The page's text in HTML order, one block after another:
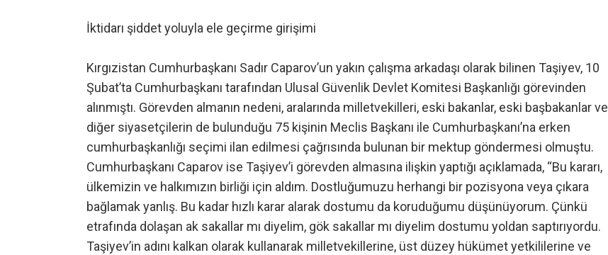
İktidarı şiddet yoluyla ele geçirme girişimi
Kırgızistan Cumhurbaşkanı Sadır Caparov’un yakın çalışma arkadaşı olarak bilinen Taşiyev, 10
Şubat’ta Cumhurbaşkanı tarafından Ulusal Güvenlik Devlet Komitesi Başkanlığı görevinden
alınmıştı. Görevden almanın nedeni, aralarında milletvekilleri, eski bakanlar, eski başbakanlar ve
diğer siyasetçilerin de bulunduğu 75 kişinin Meclis Başkanı ile Cumhurbaşkanı’na erken
cumhurbaşkanlığı seçimi ilan edilmesi çağrısında bulunan bir mektup göndermesi olmuştu.
Cumhurbaşkanı Caparov ise Taşiyev’i görevden almasına ilişkin yaptığı açıklamada, “Bu kararı,
ülkemizin ve halkımızın birliği için aldım. Dostluğumuzu herhangi bir pozisyona veya çıkara
bağlamak yanlış. Bu kadar hızlı karar alarak dostumu da koruduğumu düşünüyorum. Çünkü
etrafında dolaşan ak sakallar mı diyelim, gök sakallar mı diyelim dostumu yoldan saptırıyordu.
Taşiyev’in adını kalkan olarak kullanarak milletvekillerine, üst düzey hükümet yetkililerine ve